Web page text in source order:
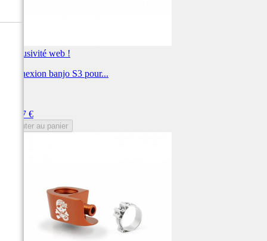
Exclusivité web !
Connexion banjo S3 pour...
31,47 €
Ajouter au panier